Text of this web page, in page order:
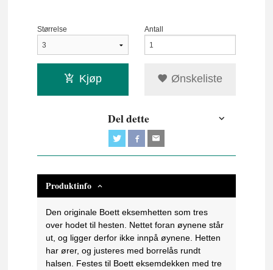
Størrelse Antall
Kjøp Ønskeliste
Del dette
Produktinfo
Den originale Boett eksemhetten som tres
over hodet til hesten. Nettet foran øynene står
ut, og ligger derfor ikke innpå øynene. Hetten
har ører, og justeres med borrelås rundt
halsen. Festes til Boett eksemdekken med tre